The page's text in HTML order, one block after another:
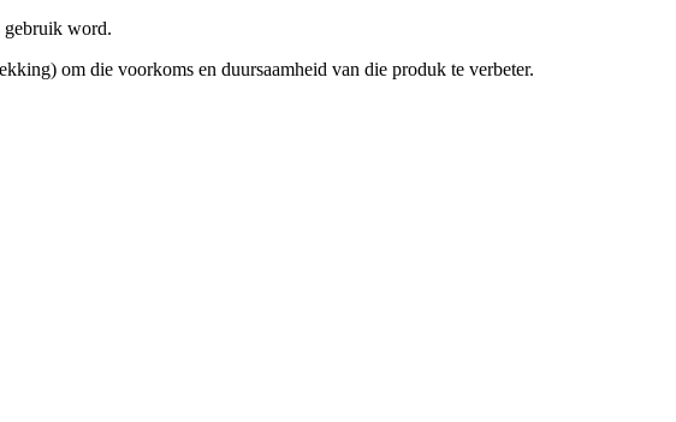
gebruik word.
om die voorkoms en duursaamheid van die produk te verbeter.